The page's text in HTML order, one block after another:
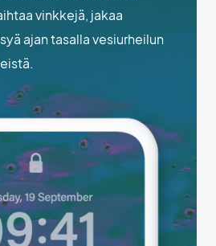
vinkkejä, jakaa
ajan tasalla vesiurheilun